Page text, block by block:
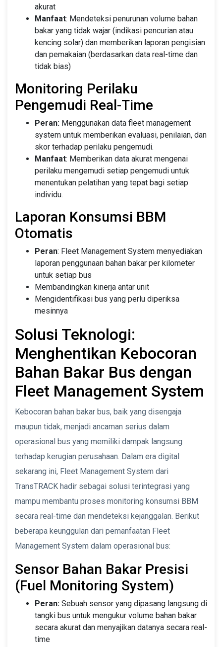
akurat
Manfaat: Mendeteksi penurunan volume bahan
bakar yang tidak wajar (indikasi pencurian atau
kencing solar) dan memberikan laporan pengisian
dan pemakaian (berdasarkan data real-time dan
tidak bias)
Monitoring Perilaku
Pengemudi Real-Time
Peran: Menggunakan data fleet management
system untuk memberikan evaluasi, penilaian, dan
skor terhadap perilaku pengemudi.
Manfaat: Memberikan data akurat mengenai
perilaku mengemudi setiap pengemudi untuk
menentukan pelatihan yang tepat bagi setiap
individu.
Laporan Konsumsi BBM
Otomatis
Peran: Fleet Management System menyediakan
laporan penggunaan bahan bakar per kilometer
untuk setiap bus
Membandingkan kinerja antar unit
Mengidentifikasi bus yang perlu diperiksa
mesinnya
Solusi Teknologi:
Menghentikan Kebocoran
Bahan Bakar Bus dengan
Fleet Management System
Kebocoran bahan bakar bus, baik yang disengaja
maupun tidak, menjadi ancaman serius dalam
operasional bus yang memiliki dampak langsung
terhadap kerugian perusahaan. Dalam era digital
sekarang ini, Fleet Management System dari
TransTRACK hadir sebagai solusi terintegrasi yang
mampu membantu proses monitoring konsumsi BBM
secara real-time dan mendeteksi kejanggalan. Berikut
beberapa keunggulan dari pemanfaatan Fleet
Management System dalam operasional bus:
Sensor Bahan Bakar Presisi
(Fuel Monitoring System)
Peran: Sebuah sensor yang dipasang langsung di
tangki bus untuk mengukur volume bahan bakar
secara akurat dan menyajikan datanya secara real-
time